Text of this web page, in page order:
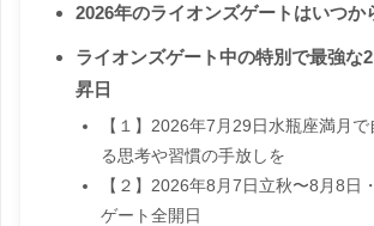
2026年のライオンズゲートはいつか
ライオンズゲート中の特別で最強な
昇日
【１】2026年7月29日水瓶座満月
る思考や習慣の手放しを
【２】2026年8月7日立秋〜8月8日
ゲート全開日